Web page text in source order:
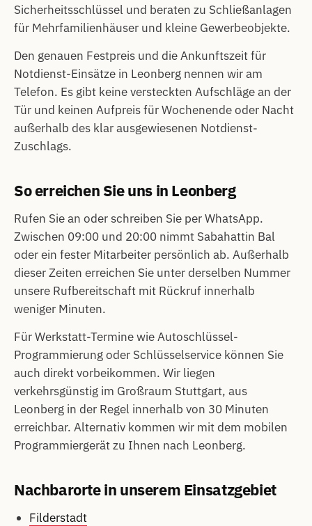
Sicherheitsschlüssel und beraten zu Schließanlagen
für Mehrfamilienhäuser und kleine Gewerbeobjekte.
Den genauen Festpreis und die Ankunftszeit für
Notdienst-Einsätze in Leonberg nennen wir am
Telefon. Es gibt keine versteckten Aufschläge an der
Tür und keinen Aufpreis für Wochenende oder Nacht
außerhalb des klar ausgewiesenen Notdienst-
Zuschlags.
So erreichen Sie uns in Leonberg
Rufen Sie an oder schreiben Sie per WhatsApp.
Zwischen 09:00 und 20:00 nimmt Sabahattin Bal
oder ein fester Mitarbeiter persönlich ab. Außerhalb
dieser Zeiten erreichen Sie unter derselben Nummer
unsere Rufbereitschaft mit Rückruf innerhalb
weniger Minuten.
Für Werkstatt-Termine wie Autoschlüssel-
Programmierung oder Schlüsselservice können Sie
auch direkt vorbeikommen. Wir liegen
verkehrsgünstig im Großraum Stuttgart, aus
Leonberg in der Regel innerhalb von 30 Minuten
erreichbar. Alternativ kommen wir mit dem mobilen
Programmiergerät zu Ihnen nach Leonberg.
Nachbarorte in unserem Einsatzgebiet
Filderstadt